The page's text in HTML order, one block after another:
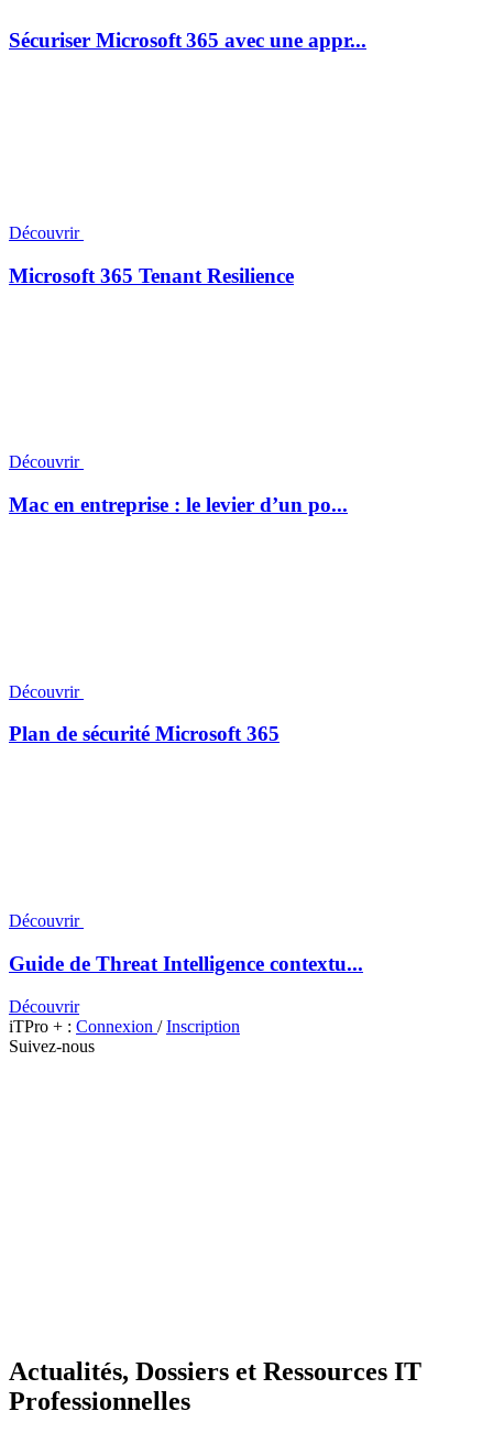
Sécuriser Microsoft 365 avec une appr...
Découvrir
Microsoft 365 Tenant Resilience
Découvrir
Mac en entreprise : le levier d’un po...
Découvrir
Plan de sécurité Microsoft 365
Découvrir
Guide de Threat Intelligence contextu...
Découvrir
iTPro + : Connexion /Inscription
Suivez-nous
Actualités, Dossiers et Ressources IT
Professionnelles